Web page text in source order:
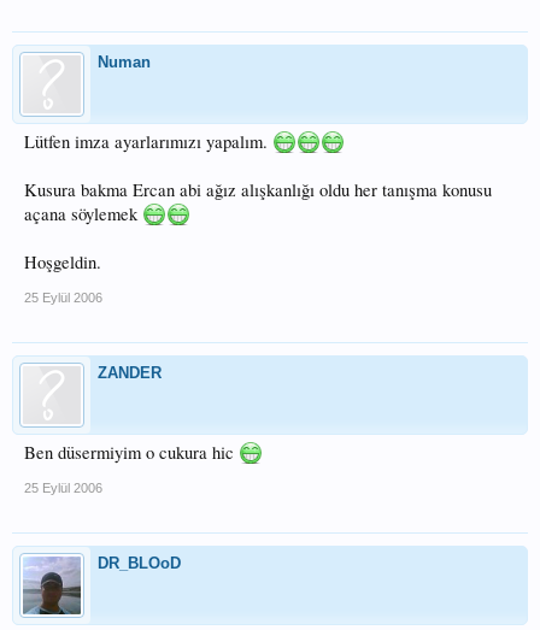
Numan
Lütfen imza ayarlarımızı yapalım.
Kusura bakma Ercan abi ağız alışkanlığı oldu her tanışma konusu
açana söylemek
Hoşgeldin.
25 Eylül 2006
ZANDER
Ben düsermiyim o cukura hic
25 Eylül 2006
DR_BLOoD